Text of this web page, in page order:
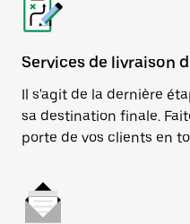
Services de livraison
Il s'agit de la dernière
sa destination finale.
porte de vos clients en